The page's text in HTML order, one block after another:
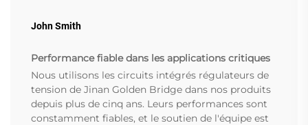
John Smith
Performance fiable dans les applications critiques
Nous utilisons les circuits intégrés régulateurs de
tension de Jinan Golden Bridge dans nos produits
depuis plus de cinq ans. Leurs performances sont
constamment fiables, et le soutien de l'équipe est